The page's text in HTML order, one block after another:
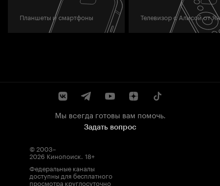
Планшеты и смартфоны Телевизор с Алисой от
Мы всегда готовы вам помочь.
Задать вопрос
© 2003–
2026 Кинопоиск. 18+
Федеральные каналы
доступны для бесплатного
просмотра круглосуточно